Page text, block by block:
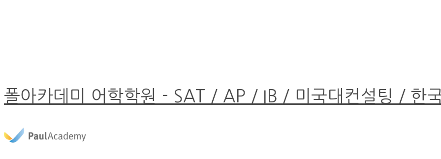
폴아카데미 어학학원 - SAT / AP / IB / 미국대컨설팅 / 한